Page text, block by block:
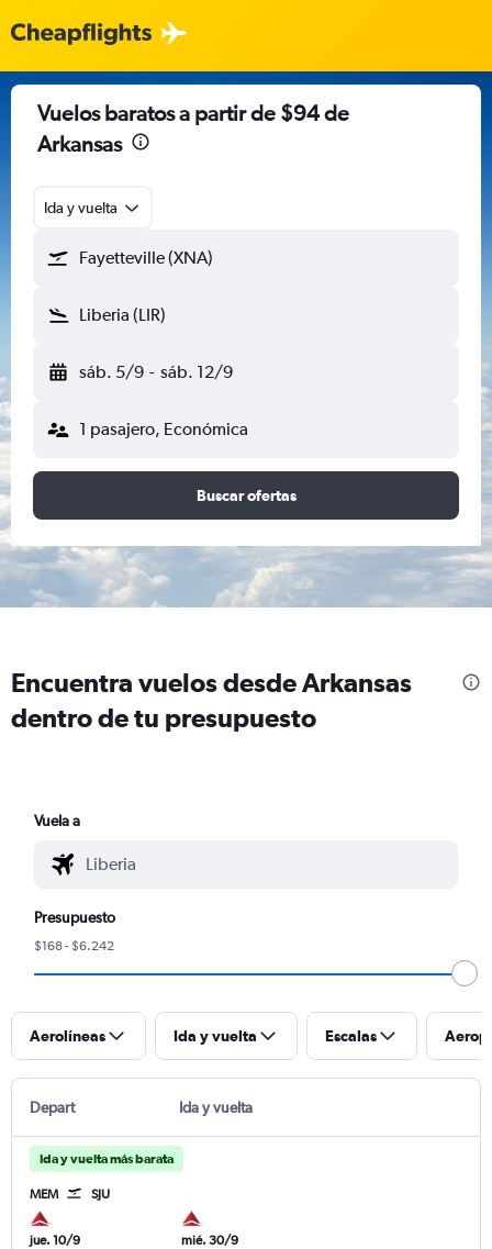
Vuelos baratos a partir de $94 de
Arkansas
Ida y vuelta
Fayetteville (XNA)
Liberia (LIR)
sáb. 5/9 - sáb. 12/9
1 pasajero, Económica
Buscar ofertas
Encuentra vuelos desde Arkansas
dentro de tu presupuesto
Vuela a
Presupuesto
$168 - $6.242
Aerolíneas Ida y vuelta Escalas
Depart Ida y vuelta
Ida y vuelta más barata
MEM SJU
jue. 10/9
mié. 30/9